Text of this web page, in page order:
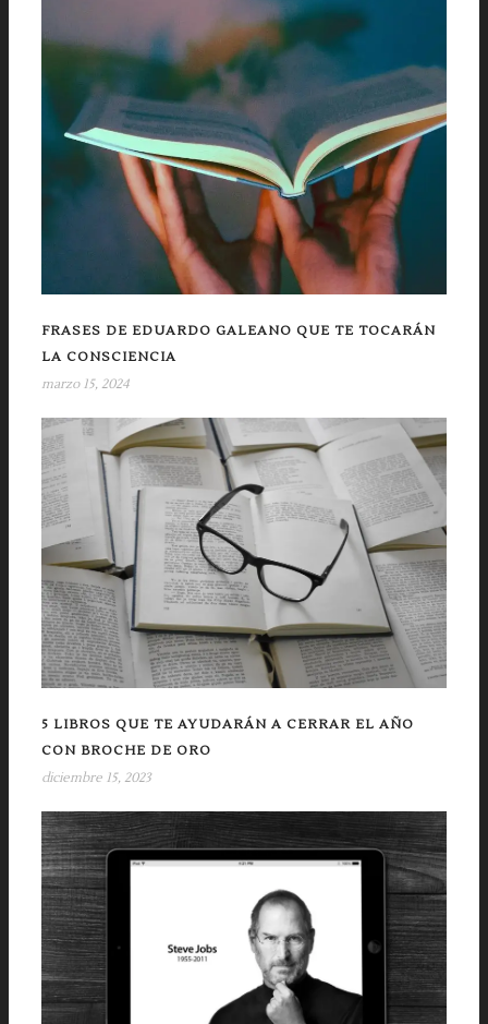
FRASES DE EDUARDO GALEANO QUE TE TOCARÁN
LA CONSCIENCIA
marzo 15, 2024
5 LIBROS QUE TE AYUDARÁN A CERRAR EL AÑO
CON BROCHE DE ORO
diciembre 15, 2023